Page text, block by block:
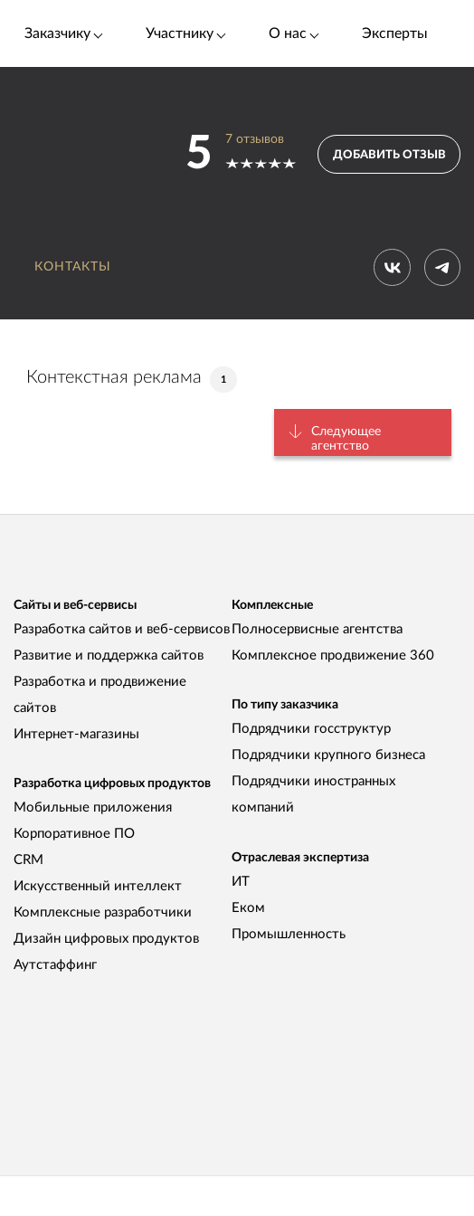
Заказчику Участнику О нас Эксперты
5 7 отзывов
ДОБАВИТЬ ОТЗЫВ
КОНТАКТЫ
Контекстная реклама 1
Следующее
агентство
Сайты и веб-сервисы
Разработка сайтов и веб-сервисов
Развитие и поддержка сайтов
Разработка и продвижение
сайтов
Интернет-магазины
Разработка цифровых продуктов
Мобильные приложения
Корпоративное ПО
CRM
Искусственный интеллект
Комплексные разработчики
Дизайн цифровых продуктов
Аутстаффинг
Комплексные
Полносервисные агентства
Комплексное продвижение 360
По типу заказчика
Подрядчики госструктур
Подрядчики крупного бизнеса
Подрядчики иностранных
компаний
Отраслевая экспертиза
ИТ
Еком
Промышленность